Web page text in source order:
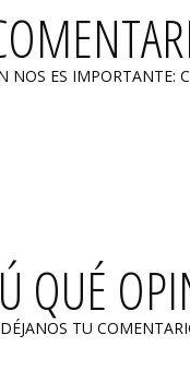
NOS ES IMPORTANTE:
QUÉ
DÉJANOS TU